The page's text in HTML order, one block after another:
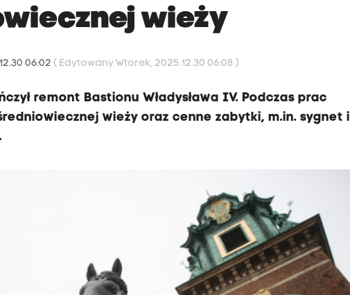
wieży
06:02( Edytowany Wtorek, 2025.12.30 06:08 )
remont Bastionu Władysława IV. Podczas prac
wieży oraz cenne zabytki, m.in. sygnet i